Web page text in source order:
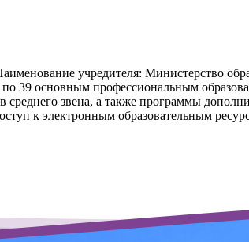
учредителя: Министерство
по 39 основным профессиональным
звена, а также программы
к электронным образовательным